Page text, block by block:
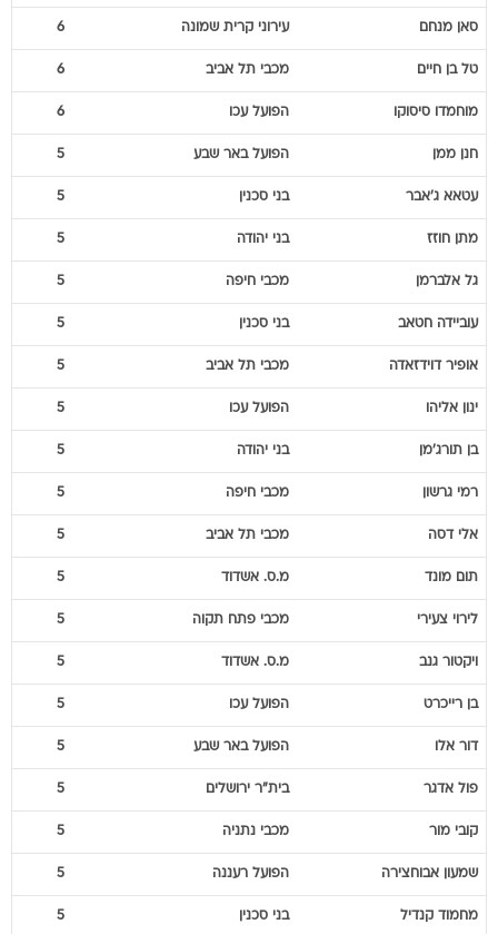
סאן מנחם עירוני קרית שמונה 6
טל בן חיים מכבי תל אביב 6
מוחמדו סיסוקו הפועל עכו 6
חנן ממן הפועל באר שבע 5
עטאא ג'אבר בני סכנין 5
מתן חוזז בני יהודה 5
גל אלברמן מכבי חיפה 5
עוביידה חטאב בני סכנין 5
אופיר דוידזאדה מכבי תל אביב 5
ינון אליהו הפועל עכו 5
בן תורג'מן בני יהודה 5
רמי גרשון מכבי חיפה 5
אלי דסה מכבי תל אביב 5
תום מונד מ.ס. אשדוד 5
לירוי צעירי מכבי פתח תקוה 5
ויקטור גנב מ.ס. אשדוד 5
בן רייכרט הפועל עכו 5
דור אלו הפועל באר שבע 5
פול אדגר בית"ר ירושלים 5
קובי מור מכבי נתניה 5
שמעון אבוחצירה הפועל רעננה 5
מחמוד קנדיל בני סכנין 5